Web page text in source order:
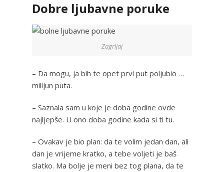
Dobre ljubavne poruke
Zagrljaj
– Da mogu, ja bih te opet prvi put poljubio …
milijun puta.
– Saznala sam u koje je doba godine ovde
najljepše. U ono doba godine kada si ti tu.
– Ovakav je bio plan: da te volim jedan dan, ali
dan je vrijeme kratko, a tebe voljeti je baš
slatko. Ma bolje je meni bez tog plana, da te